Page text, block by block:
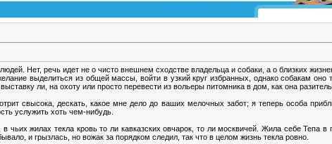
Нет, речь идет не о чисто внешнем сходстве владельца и собаки, а о близких
выделиться из общей массы, войти в узкий круг избранных, однако собакам
ли, на охоту или просто перевести из вольеры питомника в дом, как она
свысока, дескать, какое мне дело до ваших мелочных забот; я теперь особа
услужить хоть чем-нибудь.
жилах текла кровь то ли кавказских овчарок, то ли москвичей. Жила себе Тепа в
и грызлась, но вожак за порядком следил, так что в целом жизнь текла ровно.